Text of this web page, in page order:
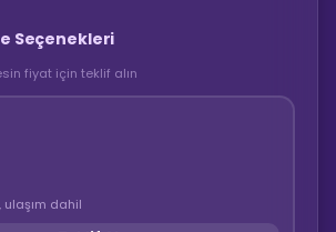
Seçenekleri
fiyat için teklif alın
dahil